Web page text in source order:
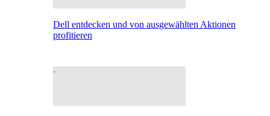
Dell entdecken und von ausgewählten Aktionen
profitieren